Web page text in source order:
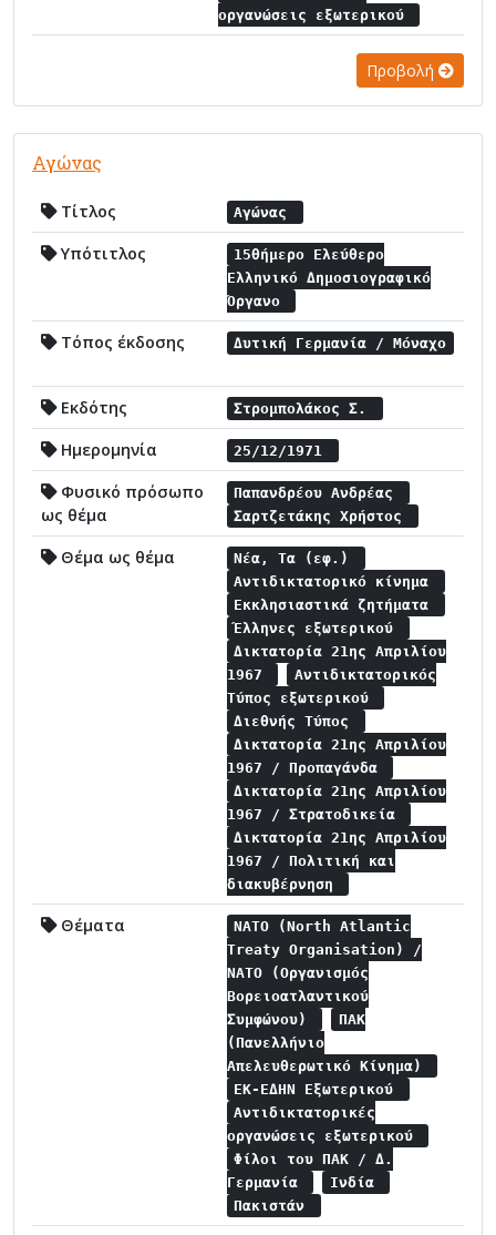
οργανώσεις εξωτερικού
Προβολή
Αγώνας
Τίτλος Αγώνας
Υπότιτλος
15θήμερο Ελεύθερο
Ελληνικό Δημοσιογραφικό
Όργανο
Τόπος έκδοσης Δυτική Γερμανία / Μόναχο
Εκδότης Στρομπολάκος Σ.
Ημερομηνία 25/12/1971
Φυσικό πρόσωπο
ως θέμα
Παπανδρέου Ανδρέας
Σαρτζετάκης Χρήστος
Θέμα ως θέμα
Νέα, Τα (εφ.)
Αντιδικτατορικό κίνημα
Εκκλησιαστικά ζητήματα
Έλληνες εξωτερικού
Δικτατορία 21ης Απριλίου
1967
Αντιδικτατορικός
Τύπος εξωτερικού
Διεθνής Τύπος
Δικτατορία 21ης Απριλίου
1967 / Προπαγάνδα
Δικτατορία 21ης Απριλίου
1967 / Στρατοδικεία
Δικτατορία 21ης Απριλίου
1967 / Πολιτική και
διακυβέρνηση
Θέματα
NATO (North Atlantic
Treaty Organisation) /
NATO (Οργανισμός
Βορειοατλαντικού
Συμφώνου)
ΠΑΚ
(Πανελλήνιο
Απελευθερωτικό Κίνημα)
ΕΚ-ΕΔΗΝ Εξωτερικού
Αντιδικτατορικές
οργανώσεις εξωτερικού
Φίλοι του ΠΑΚ / Δ.
Γερμανία
Ινδία
Πακιστάν